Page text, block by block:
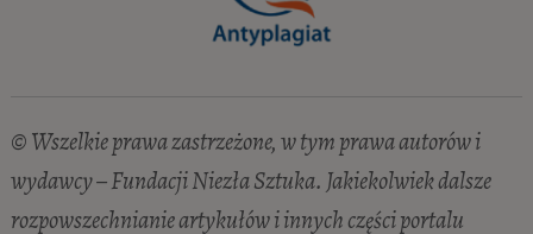
© Wszelkie prawa zastrzeżone, w tym prawa autorów i
wydawcy – Fundacji Niezła Sztuka. Jakiekolwiek dalsze
rozpowszechnianie artykułów i innych części portalu